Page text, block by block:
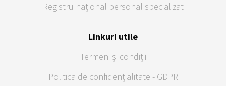
Registru național personal specializat
Linkuri utile
Termeni și condiții
Politica de confidențialitate - GDPR